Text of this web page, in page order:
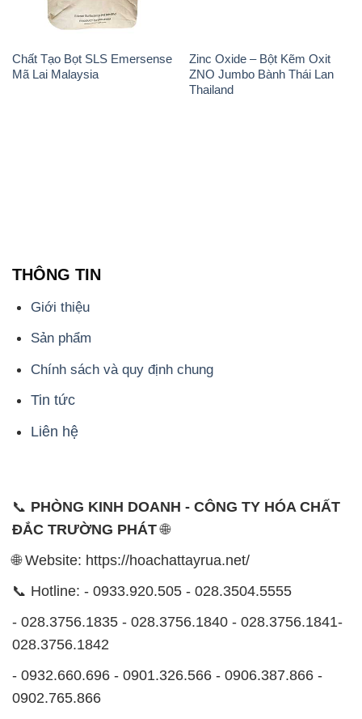
Chất Tạo Bọt SLS Emersense
Mã Lai Malaysia
Zinc Oxide – Bột Kẽm Oxit
ZNO Jumbo Bành Thái Lan
Thailand
THÔNG TIN
Giới thiệu
Sản phẩm
Chính sách và quy định chung
Tin tức
Liên hệ
📞 PHÒNG KINH DOANH - CÔNG TY HÓA CHẤT
ĐẮC TRƯỜNG PHÁT🌐
🌐 Website: https://hoachattayrua.net/
📞 Hotline: - 0933.920.505 - 028.3504.5555
- 028.3756.1835 - 028.3756.1840 - 028.3756.1841-
028.3756.1842
- 0932.660.696 - 0901.326.566 - 0906.387.866 -
0902.765.866